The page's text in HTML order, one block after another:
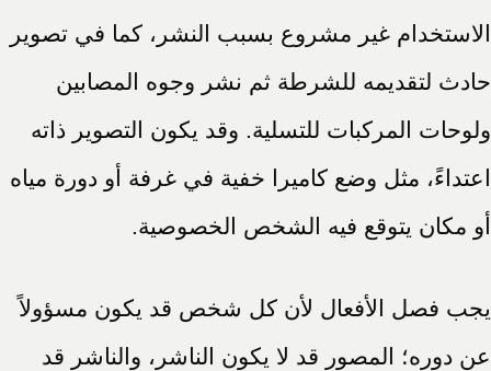
الاستخدام غير مشروع بسبب النشر، كما في تصوير
حادث لتقديمه للشرطة ثم نشر وجوه المصابين
ولوحات المركبات للتسلية. وقد يكون التصوير ذاته
اعتداءً، مثل وضع كاميرا خفية في غرفة أو دورة مياه
أو مكان يتوقع فيه الشخص الخصوصية.
يجب فصل الأفعال لأن كل شخص قد يكون مسؤولاً
عن دوره؛ المصور قد لا يكون الناشر، والناشر قد